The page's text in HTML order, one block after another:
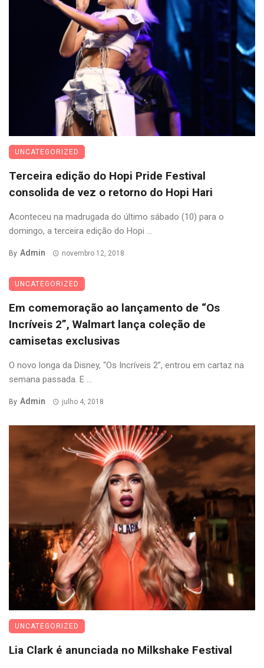
UNCATEGORIZED
Terceira edição do Hopi Pride Festival
consolida de vez o retorno do Hopi Hari
Aconteceu na madrugada do último sábado (10) para o
domingo, a terceira edição do Hopi ...
By Admin novembro 12, 2018
UNCATEGORIZED
Em comemoração ao lançamento de “Os
Incríveis 2”, Walmart lança coleção de
camisetas exclusivas
O novo longa da Disney, “Os Incríveis 2”, entrou em cartaz na
semana passada. E ...
By Admin julho 4, 2018
UNCATEGORIZED
Lia Clark é anunciada no Milkshake Festival